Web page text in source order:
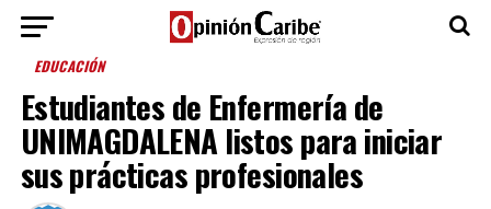
EDUCACIÓN
Estudiantes de Enfermería de
UNIMAGDALENA listos para iniciar
sus prácticas profesionales